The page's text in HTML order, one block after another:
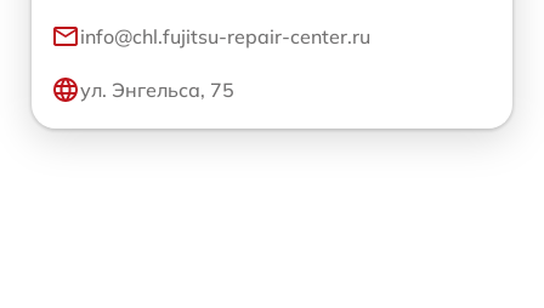
info@chl.fujitsu-repair-center.ru
ул. Энгельса, 75